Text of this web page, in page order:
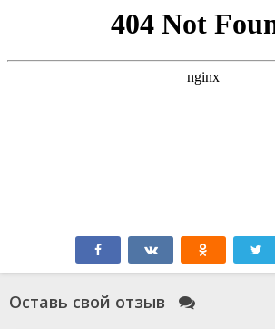
Оставь свой отзыв